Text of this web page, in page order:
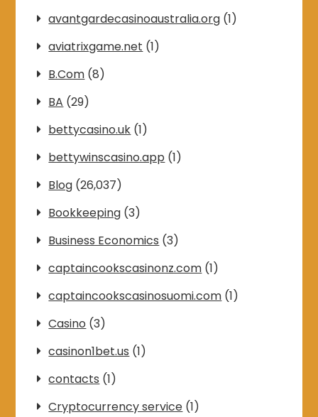
avantgardecasinoaustralia.org (1)
aviatrixgame.net (1)
B.Com (8)
BA (29)
bettycasino.uk (1)
bettywinscasino.app (1)
Blog (26,037)
Bookkeeping (3)
Business Economics (3)
captaincookscasinonz.com (1)
captaincookscasinosuomi.com (1)
Casino (3)
casinon1bet.us (1)
contacts (1)
Cryptocurrency service (1)